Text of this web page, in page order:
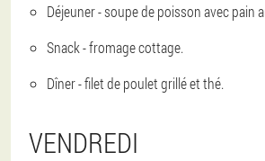
Déjeuner - soupe de poisson avec pain
Snack - fromage cottage.
Dîner - filet de poulet grillé et thé.
VENDREDI